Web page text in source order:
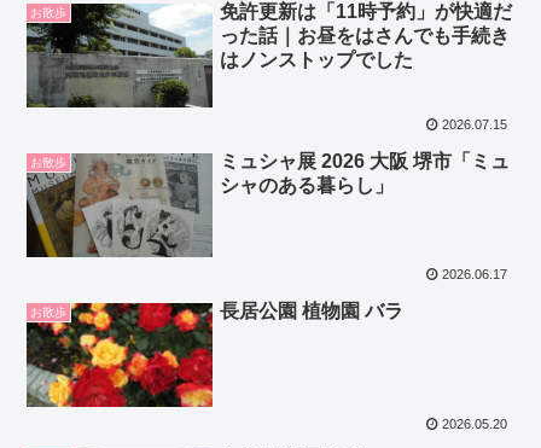
お散歩
免許更新は「11時予約」が快適だ
った話｜お昼をはさんでも手続き
はノンストップでした
2026.07.15
お散歩
ミュシャ展 2026 大阪 堺市「ミュ
シャのある暮らし」
2026.06.17
お散歩 長居公園 植物園 バラ
2026.05.20